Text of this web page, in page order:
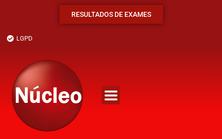
RESULTADOS DE EXAMES
LGPD